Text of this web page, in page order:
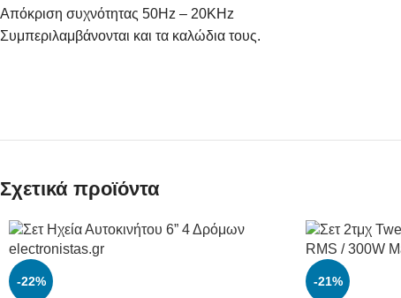
Aπόκριση συχνότητας 50Hz – 20KHz
Συμπεριλαμβάνονται και τα καλώδια τους.
Σχετικά προϊόντα
-22% -21%